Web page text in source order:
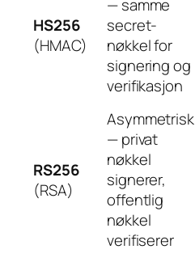
HS256
(HMAC)
— samme
secret-
nøkkel for
signering og
verifikasjon
RS256
(RSA)
Asymmetrisk
— privat
nøkkel
signerer,
offentlig
nøkkel
verifiserer